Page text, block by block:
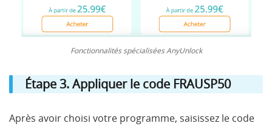
Fonctionnalités spécialisées AnyUnlock
Étape 3. Appliquer le code FRAUSP50
Après avoir choisi votre programme, saisissez le code